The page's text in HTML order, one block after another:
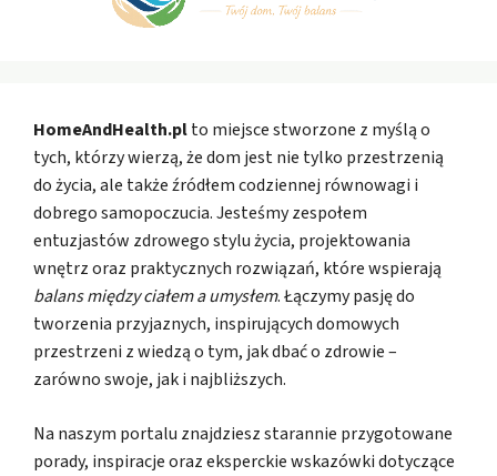
HomeAndHealth.plto miejsce stworzone z myślą o
tych, którzy wierzą, że dom jest nie tylko przestrzenią
do życia, ale także źródłem codziennej równowagi i
dobrego samopoczucia. Jesteśmy zespołem
entuzjastów zdrowego stylu życia, projektowania
wnętrz oraz praktycznych rozwiązań, które wspierają
balans między ciałem a umysłem. Łączymy pasję do
tworzenia przyjaznych, inspirujących domowych
przestrzeni z wiedzą o tym, jak dbać o zdrowie –
zarówno swoje, jak i najbliższych.
Na naszym portalu znajdziesz starannie przygotowane
porady, inspiracje oraz eksperckie wskazówki dotyczące